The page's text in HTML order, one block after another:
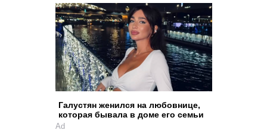
Галустян женился на любовнице,
которая бывала в доме его семьи
Ad